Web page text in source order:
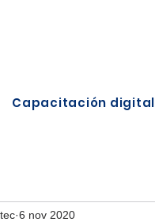
Capacitación digital
6 nov 2020